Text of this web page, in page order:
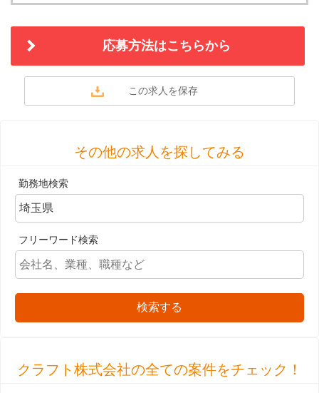
応募方法はこちらから
その他の求人を探してみる
勤務地検索
フリーワード検索
検索する
クラフト株式会社の全ての案件をチェック！